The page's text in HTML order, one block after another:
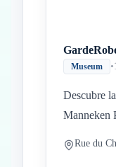
Museum •
Descubre
Manneken
Rue du